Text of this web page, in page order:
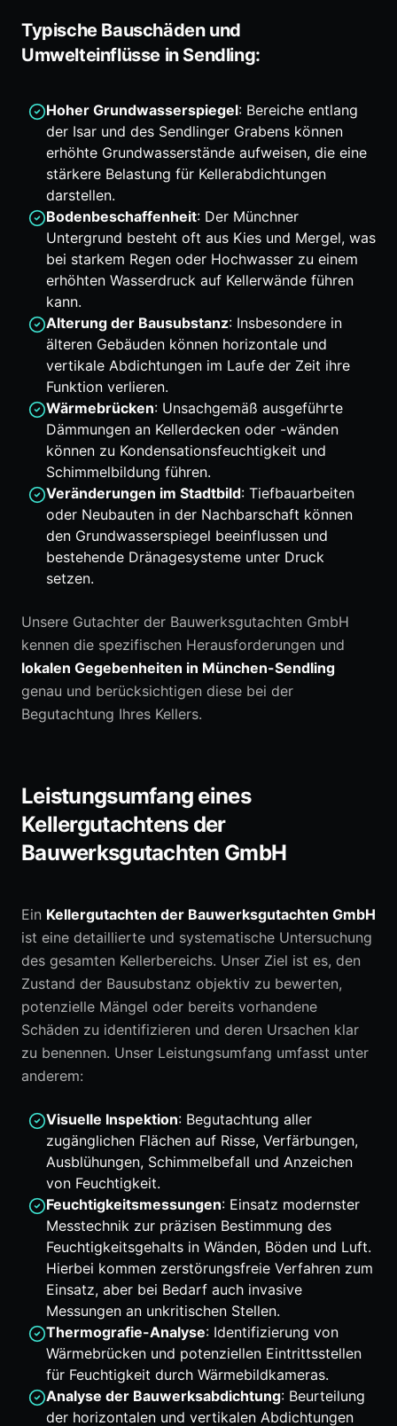
Typische Bauschäden und
Umwelteinflüsse in Sendling:
Hoher Grundwasserspiegel: Bereiche entlang
der Isar und des Sendlinger Grabens können
erhöhte Grundwasserstände aufweisen, die eine
stärkere Belastung für Kellerabdichtungen
darstellen.
Bodenbeschaffenheit: Der Münchner
Untergrund besteht oft aus Kies und Mergel, was
bei starkem Regen oder Hochwasser zu einem
erhöhten Wasserdruck auf Kellerwände führen
kann.
Alterung der Bausubstanz: Insbesondere in
älteren Gebäuden können horizontale und
vertikale Abdichtungen im Laufe der Zeit ihre
Funktion verlieren.
Wärmebrücken: Unsachgemäß ausgeführte
Dämmungen an Kellerdecken oder -wänden
können zu Kondensationsfeuchtigkeit und
Schimmelbildung führen.
Veränderungen im Stadtbild: Tiefbauarbeiten
oder Neubauten in der Nachbarschaft können
den Grundwasserspiegel beeinflussen und
bestehende Dränagesysteme unter Druck
setzen.
Unsere Gutachter der Bauwerksgutachten GmbH
kennen die spezifischen Herausforderungen und
lokalen Gegebenheiten in München-Sendling
genau und berücksichtigen diese bei der
Begutachtung Ihres Kellers.
Leistungsumfang eines
Kellergutachtens der
Bauwerksgutachten GmbH
Ein Kellergutachten der Bauwerksgutachten GmbH
ist eine detaillierte und systematische Untersuchung
des gesamten Kellerbereichs. Unser Ziel ist es, den
Zustand der Bausubstanz objektiv zu bewerten,
potenzielle Mängel oder bereits vorhandene
Schäden zu identifizieren und deren Ursachen klar
zu benennen. Unser Leistungsumfang umfasst unter
anderem:
Visuelle Inspektion: Begutachtung aller
zugänglichen Flächen auf Risse, Verfärbungen,
Ausblühungen, Schimmelbefall und Anzeichen
von Feuchtigkeit.
Feuchtigkeitsmessungen: Einsatz modernster
Messtechnik zur präzisen Bestimmung des
Feuchtigkeitsgehalts in Wänden, Böden und Luft.
Hierbei kommen zerstörungsfreie Verfahren zum
Einsatz, aber bei Bedarf auch invasive
Messungen an unkritischen Stellen.
Thermografie-Analyse: Identifizierung von
Wärmebrücken und potenziellen Eintrittsstellen
für Feuchtigkeit durch Wärmebildkameras.
Analyse der Bauwerksabdichtung: Beurteilung
der horizontalen und vertikalen Abdichtungen